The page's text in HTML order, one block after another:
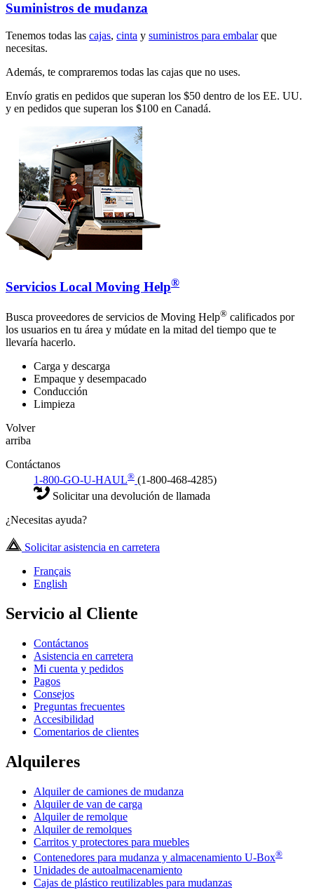
Suministros de mudanza
Tenemos todas las cajas, cinta y suministros para embalarque
necesitas.
Además, te compraremos todas las cajas que no uses.
Envío gratis en pedidos que superan los $50 dentro de los EE. UU.
y en pedidos que superan los $100 en Canadá.
Servicios Local Moving Help®
Busca proveedores de servicios de Moving Help® calificados por
los usuarios en tu área y múdate en la mitad del tiempo que te
llevaría hacerlo.
Carga y descarga
Empaque y desempacado
Conducción
Limpieza
Volver
arriba
Contáctanos
1-800-GO-U-HAUL® (1-800-468-4285)
Solicitar una devolución de llamada
¿Necesitas ayuda?
Solicitar asistencia en carretera
Français
English
Servicio al Cliente
Contáctanos
Asistencia en carretera
Mi cuenta y pedidos
Pagos
Consejos
Preguntas frecuentes
Accesibilidad
Comentarios de clientes
Alquileres
Alquiler de camiones de mudanza
Alquiler de van de carga
Alquiler de remolque
Alquiler de remolques
Carritos y protectores para muebles
Contenedores para mudanza y almacenamiento U-Box®
Unidades de autoalmacenamiento
Cajas de plástico reutilizables para mudanzas